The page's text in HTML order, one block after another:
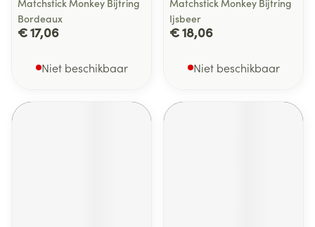
Matchstick Monkey Bijtring
Bordeaux
€ 17,06
Niet beschikbaar
Matchstick Monkey Bijtring
Ijsbeer
€ 18,06
Niet beschikbaar